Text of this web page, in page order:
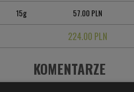
15g 57.00 PLN
224.00 PLN
KOMENTARZE